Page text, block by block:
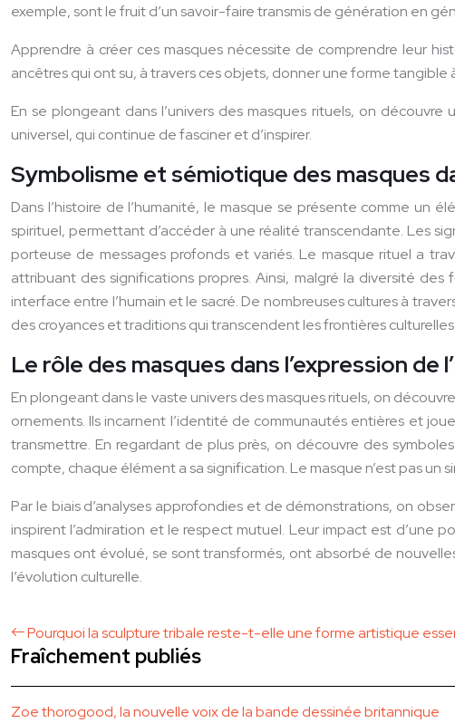
exemple, sont le fruit d’un savoir-faire transmis de génération en
Apprendre à créer ces masques nécessite de comprendre leur
ancêtres qui ont su, à travers ces objets, donner une forme tangible
En se plongeant dans l’univers des masques rituels, on
universel, qui continue de fasciner et d’inspirer.
Symbolisme et sémiotique des masques
Dans l’histoire de l’humanité, le masque se présente comme un
spirituel, permettant d’accéder à une réalité transcendante. Les
porteuse de messages profonds et variés. Le masque rituel a
attribuant des significations propres. Ainsi, malgré la diversité
interface entre l’humain et le sacré. De nombreuses cultures à
des croyances et traditions qui transcendent les frontières
Le rôle des masques dans l’expression
En plongeant dans le vaste univers des masques rituels, on
ornements. Ils incarnent l’identité de communautés entières et
transmettre. En regardant de plus près, on découvre des
compte, chaque élément a sa signification. Le masque n’est pas un
Par le biais d’analyses approfondies et de démonstrations, on
inspirent l’admiration et le respect mutuel. Leur impact est d’une
masques ont évolué, se sont transformés, ont absorbé de
l’évolution culturelle.
Pourquoi la sculpture tribale reste-t-elle une forme artistique
Fraîchement publiés
Zoe thorogood, la nouvelle voix de la bande dessinée britannique